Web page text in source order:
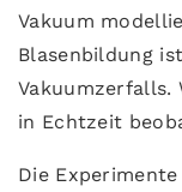
Vakuum
Blasenbildung
Vakuumzerfalls.
in Echtzeit
Die